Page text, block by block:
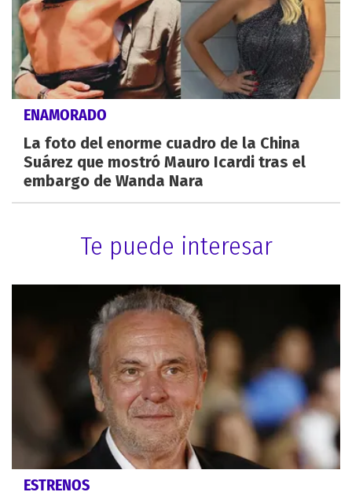
ENAMORADO
La foto del enorme cuadro de la China
Suárez que mostró Mauro Icardi tras el
embargo de Wanda Nara
Te puede interesar
ESTRENOS